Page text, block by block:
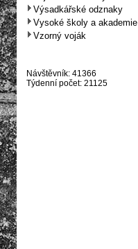
Výsadkářské odznaky
Vysoké školy a akademie
Vzorný voják
Návštěvník: 41366
Týdenní počet: 21125